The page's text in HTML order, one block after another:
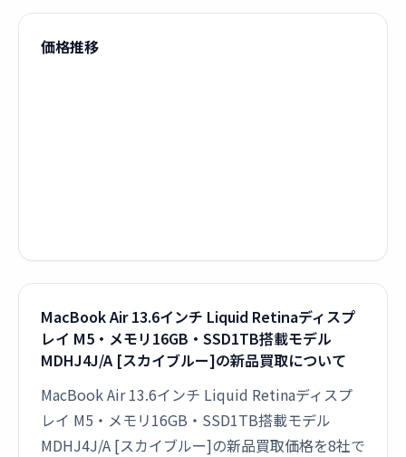
価格推移
MacBook Air 13.6インチ Liquid Retinaディスプ
レイ M5・メモリ16GB・SSD1TB搭載モデル
MDHJ4J/A [スカイブルー]の新品買取について
MacBook Air 13.6インチ Liquid Retinaディスプ
レイ M5・メモリ16GB・SSD1TB搭載モデル
MDHJ4J/A [スカイブルー]の新品買取価格を8社で